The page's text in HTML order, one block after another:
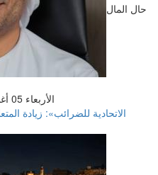
حال المال
الأربعاء 05 أغسطس 2026 02:06 مساءً